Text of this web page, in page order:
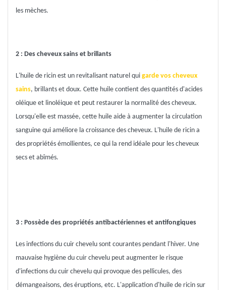
les mèches.
2 : Des cheveux sains et brillants
L'huile de ricin est un revitalisant naturel qui garde vos cheveux
sains, brillants et doux. Cette huile contient des quantités d'acides
oléique et linoléique et peut restaurer la normalité des cheveux.
Lorsqu'elle est massée, cette huile aide à augmenter la circulation
sanguine qui améliore la croissance des cheveux. L'huile de ricin a
des propriétés émollientes, ce qui la rend idéale pour les cheveux
secs et abîmés.
3 : Possède des propriétés antibactériennes et antifongiques
Les infections du cuir chevelu sont courantes pendant l'hiver. Une
mauvaise hygiène du cuir chevelu peut augmenter le risque
d'infections du cuir chevelu qui provoque des pellicules, des
démangeaisons, des éruptions, etc. L'application d'huile de ricin sur